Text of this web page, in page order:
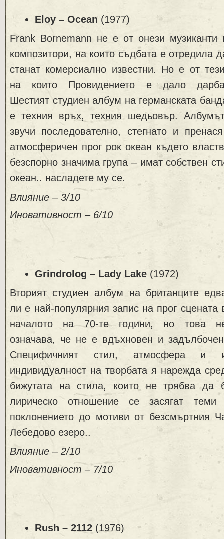
Eloy – Ocean (1977)
Frank Bornemann не е от онези музиканти
композитори, на които съдбата е отредила
станат комерсиално известни. Но е от
на които Провидението е дало
Шестият студиен албум на германската
е техния връх, техния шедьовър.
звучи последователно, стегнато и
атмосферичен прог рок океан където
безспорно значима група – имат собствен
океан.. насладете му се.
Влияние – 3/10
Иновативност – 6/10
Grindrolog – Lady Lake (1972)
Вторият студиен албум на британците
ли е най-популярния запис на прог сцената
началото на 70-те години, но това
означава, че не е вдъхновен и
Специфичният стил, атмосфера и
индивидуалност на творбата я нарежда
бижутата на стила, които не трябва да
лирическо отношение се засягат
поклонението до мотиви от безсмъртния
Лебедово езеро..
Влияние – 2/10
Иновативност – 7/10
Rush – 2112 (1976)